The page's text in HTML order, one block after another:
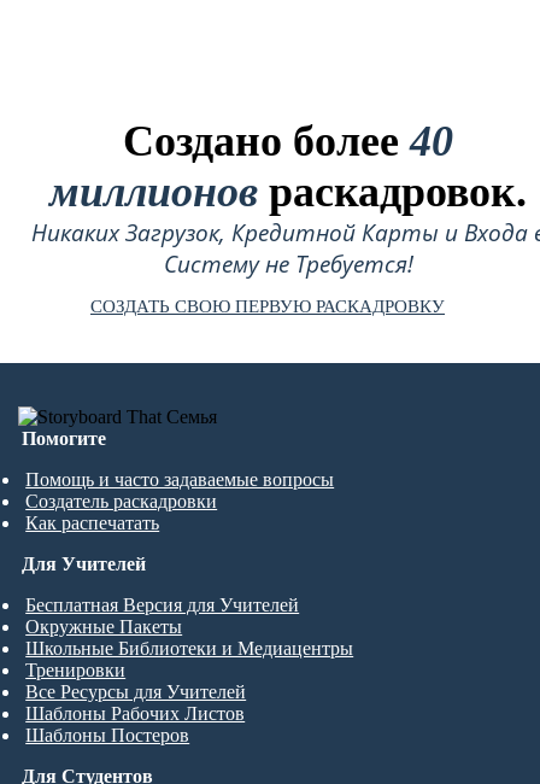
Создано более40
миллионов раскадровок.
Никаких Загрузок, Кредитной Карты и Входа
Систему не Требуется!
СОЗДАТЬ СВОЮ ПЕРВУЮ РАСКАДРОВКУ
Помогите
Помощь и часто задаваемые вопросы
Создатель раскадровки
Как распечатать
Для Студентов
Для Учителей
Бесплатная Версия для Учителей
Окружные Пакеты
Школьные Библиотеки и Медиацентры
Тренировки
Все Ресурсы для Учителей
Шаблоны Рабочих Листов
Шаблоны Постеров